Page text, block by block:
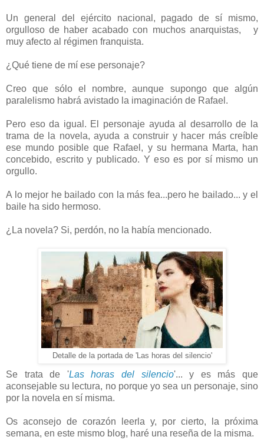
Un general del ejército nacional, pagado de sí mismo,
orgulloso de haber acabado con muchos anarquistas, y
muy afecto al régimen franquista.
¿Qué tiene de mí ese personaje?
Creo que sólo el nombre, aunque supongo que algún
paralelismo habrá avistado la imaginación de Rafael.
Pero eso da igual. El personaje ayuda al desarrollo de la
trama de la novela, ayuda a construir y hacer más creíble
ese mundo posible que Rafael, y su hermana Marta, han
concebido, escrito y publicado. Y eso es por sí mismo un
orgullo.
A lo mejor he bailado con la más fea...pero he bailado... y el
baile ha sido hermoso.
¿La novela? Si, perdón, no la había mencionado.
Detalle de la portada de 'Las horas del silencio'
Se trata de 'Las horas del silencio'... y es más que
aconsejable su lectura, no porque yo sea un personaje, sino
por la novela en sí misma.
Os aconsejo de corazón leerla y, por cierto, la próxima
semana, en este mismo blog, haré una reseña de la misma.